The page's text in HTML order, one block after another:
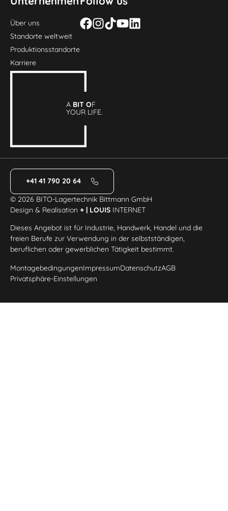
Über uns
Standorte weltweit
Produktionsstandorte
Karriere
A BIT OF
YOUR LIFE.
+41 41 790 20 64
© 2026 BITO-Lagertechnik Bittmann GmbH
Design & Realisation+ | LOUIS INTERNET
Dieses Angebot ist für Industrie, Handwerk, Handel und die
freien Berufe zur Verwendung in der selbstständigen,
beruflichen oder gewerblichen Tätigkeit bestimmt.
MontagebedingungenImpressumDatenschutzAGB
Privatsphäre-Einstellungen